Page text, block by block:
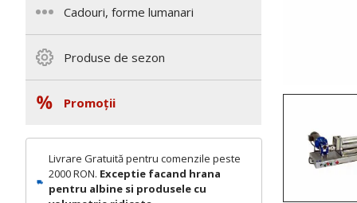
Cadouri, forme lumanari
Produse de sezon
Promoții
Livrare Gratuită pentru comenzile peste
2000 RON. Exceptie facand hrana
pentru albine si produsele cu